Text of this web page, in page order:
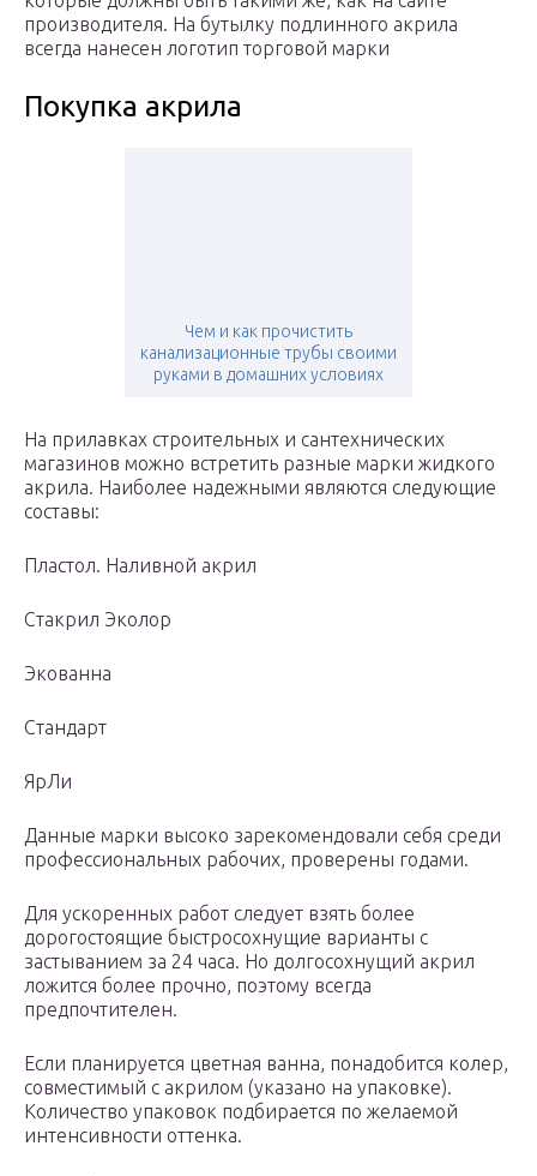
производителя. На бутылку подлинного акрила
всегда нанесен логотип торговой марки
Покупка акрила
Чем и как прочистить
канализационные трубы своими
руками в домашних условиях
На прилавках строительных и сантехнических
магазинов можно встретить разные марки жидкого
акрила. Наиболее надежными являются следующие
составы:
Пластол. Наливной акрил
Стакрил Эколор
Экованна
Стандарт
ЯрЛи
Данные марки высоко зарекомендовали себя среди
профессиональных рабочих, проверены годами.
Для ускоренных работ следует взять более
дорогостоящие быстросохнущие варианты с
застыванием за 24 часа. Но долгосохнущий акрил
ложится более прочно, поэтому всегда
предпочтителен.
Если планируется цветная ванна, понадобится колер,
совместимый с акрилом (указано на упаковке).
Количество упаковок подбирается по желаемой
интенсивности оттенка.